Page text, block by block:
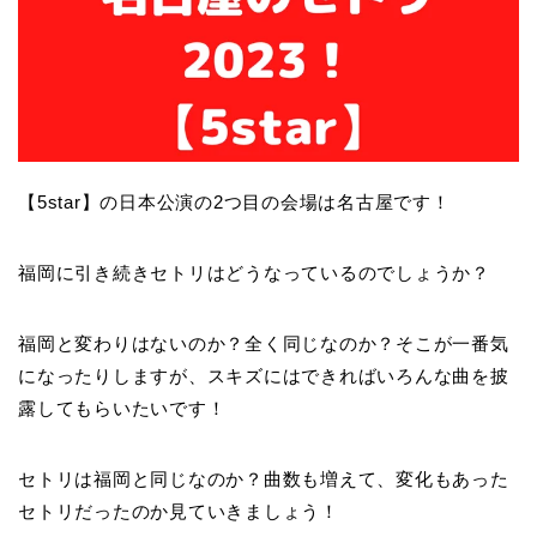
【5star】の日本公演の2つ目の会場は名古屋です！
福岡に引き続きセトリはどうなっているのでしょうか？
福岡と変わりはないのか？全く同じなのか？そこが一番気
になったりしますが、スキズにはできればいろんな曲を披
露してもらいたいです！
セトリは福岡と同じなのか？曲数も増えて、変化もあった
セトリだったのか見ていきましょう！